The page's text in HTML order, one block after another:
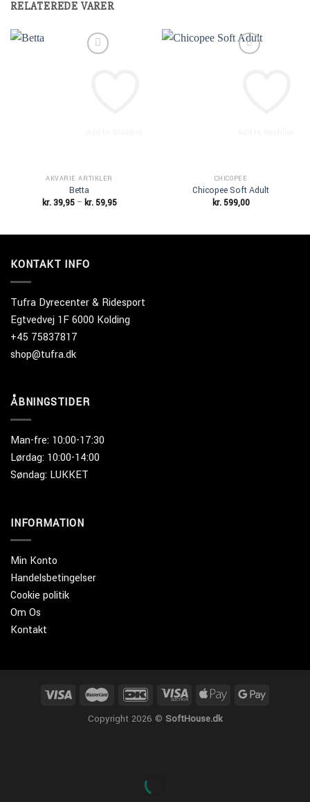
RELATEREDE VARER
AKVARIE ARTIKLER
Betta
kr.39,95 – kr.59,95Prisinterval:
CHICOPEE
Chicopee Soft Adult
kr.599,00
KONTAKT INFO
Tufra Dyrecenter & Ridesport
Egtvedvej 1F 6000 Kolding
+45 75837817
shop@tufra.dk
ÅBNINGSTIDER
Man-fre: 10:00-17:30
Lørdag: 10:00-14:00
Søndag: LUKKET
INFORMATION
Min Konto
Handelsbetingelser
Cookie politik
Om Os
Kontakt
Copyright 2026 © SoftHouse.dk